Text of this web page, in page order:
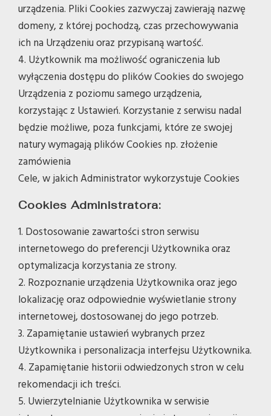
urządzenia. Pliki Cookies zazwyczaj zawierają nazwę
domeny, z której pochodzą, czas przechowywania
ich na Urządzeniu oraz przypisaną wartość.
4. Użytkownik ma możliwość ograniczenia lub
wyłączenia dostępu do plików Cookies do swojego
Urządzenia z poziomu samego urządzenia,
korzystając z Ustawień. Korzystanie z serwisu nadal
będzie możliwe, poza funkcjami, które ze swojej
natury wymagają plików Cookies np. złożenie
zamówienia
Cele, w jakich Administrator wykorzystuje Cookies
Cookies Administratora:
1. Dostosowanie zawartości stron serwisu
internetowego do preferencji Użytkownika oraz
optymalizacja korzystania ze strony.
2. Rozpoznanie urządzenia Użytkownika oraz jego
lokalizację oraz odpowiednie wyświetlanie strony
internetowej, dostosowanej do jego potrzeb.
3. Zapamiętanie ustawień wybranych przez
Użytkownika i personalizacja interfejsu Użytkownika.
4. Zapamiętanie historii odwiedzonych stron w celu
rekomendacji ich treści.
5. Uwierzytelnianie Użytkownika w serwisie